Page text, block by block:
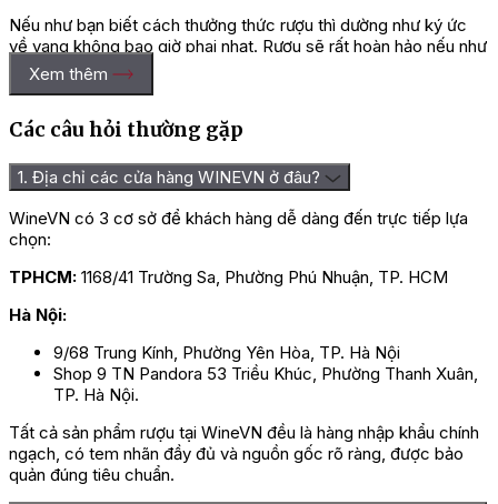
Nếu như bạn biết cách thưởng thức rượu thì dường như ký ức
về vang không bao giờ phai nhạt. Rượu sẽ rất hoàn hảo nếu như
bạn thưởng thức chúng kèm theo các món ăn được chế biến từ
hải sản các loại tiêu biểu như cá nướng, tôm hùm hấp, hay
chế biến theo nhiều món ăn hấp dẫn.
=> Liên hệ ngayWine VNđể nhận giá ưu đãi và tư vấn chi
tiết nhất!
Xem thêm
Các câu hỏi thường gặp
1. Địa chỉ các cửa hàng WINEVN ở đâu?
WineVN có 3 cơ sở để khách hàng dễ dàng đến trực tiếp lựa
chọn:
TPHCM: 1168/41 Trường Sa, Phường Phú Nhuận, TP. HCM
Hà Nội:
9/68 Trung Kính, Phường Yên Hòa, TP. Hà Nội
Shop 9 TN Pandora 53 Triều Khúc, Phường Thanh Xuân,
TP. Hà Nội.
Tất cả sản phẩm rượu tại WineVN đều là hàng nhập khẩu chính
ngạch, có tem nhãn đầy đủ và nguồn gốc rõ ràng, được bảo
quản đúng tiêu chuẩn.